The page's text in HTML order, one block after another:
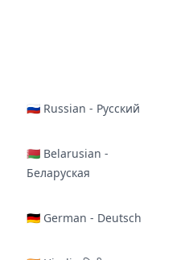
🇷🇺 Russian - Русский
🇧🇾 Belarusian -
Беларуская
🇩🇪 German - Deutsch